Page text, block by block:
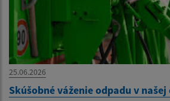
25.06.2026
Skúšobné váženie odpadu v našej